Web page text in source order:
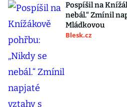
Pospíšil na
nebál.“ Zmínil
Mládkovou
Blesk.cz